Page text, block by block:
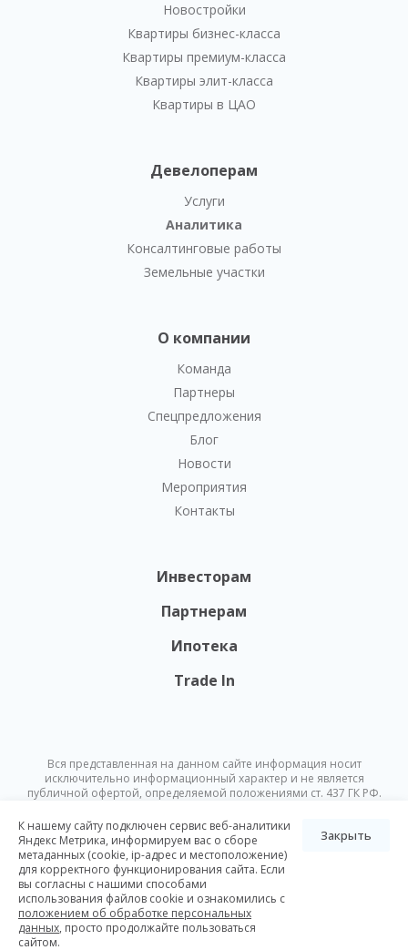
Новостройки
Квартиры бизнес-класса
Квартиры премиум-класса
Квартиры элит-класса
Квартиры в ЦАО
Девелоперам
Услуги
Аналитика
Консалтинговые работы
Земельные участки
О компании
Команда
Партнеры
Спецпредложения
Блог
Новости
Мероприятия
Контакты
Инвесторам
Партнерам
Ипотека
Trade In
Вся представленная на данном сайте информация носит
исключительно информационный характер и не является
публичной офертой, определяемой положениями ст. 437 ГК РФ.
изменена в любое время без предварительного уведомления.
© Nikoliers 2026
Положение об обработке персональных данных
Разработка Pictus
К нашему сайту подключен сервис веб-аналитики
Яндекс Метрика, информируем вас о сборе
метаданных (cookie, ip-адрес и местоположение)
для корректного функционирования сайта. Если
вы согласны с нашими способами
использования файлов cookie и ознакомились с
положением об обработке персональных
данных, просто продолжайте пользоваться
сайтом.
Закрыть